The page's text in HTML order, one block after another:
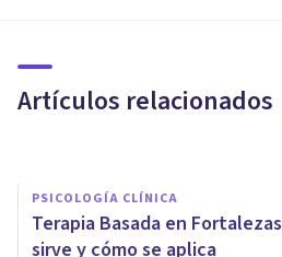
Artículos relacionados
tipos y fases
PSICOLOGÍA CLÍNICA
Terapia Basada en
sirve y cómo se aplica